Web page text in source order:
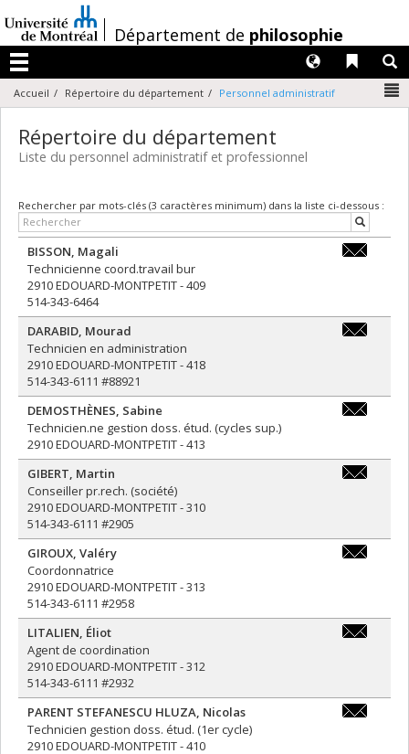
au
contenu
/Département de philosophie
Menu
Liens
Langues
Accueil Répertoire du département Personnel administratif
Répertoire du département
Liste du personnel administratif et professionnel
Rechercher par mots-clés (3 caractères minimum) dans la liste ci-dessous :
BISSON, Magali
Technicienne coord.travail bur
2910 EDOUARD-MONTPETIT - 409
514-343-6464
DARABID, Mourad
Technicien en administration
2910 EDOUARD-MONTPETIT - 418
514-343-6111 #88921
DEMOSTHÈNES, Sabine
Technicien.ne gestion doss. étud. (cycles sup.)
2910 EDOUARD-MONTPETIT - 413
GIBERT, Martin
Conseiller pr.rech. (société)
2910 EDOUARD-MONTPETIT - 310
514-343-6111 #2905
GIROUX, Valéry
Coordonnatrice
2910 EDOUARD-MONTPETIT - 313
514-343-6111 #2958
LITALIEN, Éliot
Agent de coordination
2910 EDOUARD-MONTPETIT - 312
514-343-6111 #2932
PARENT STEFANESCU HLUZA, Nicolas
Technicien gestion doss. étud. (1er cycle)
2910 EDOUARD-MONTPETIT - 410